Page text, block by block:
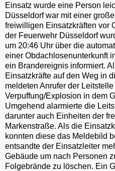
Einsatz wurde eine Person
Düsseldorf war mit einer
freiwilligen Einsatzkräften vor
der Feuerwehr Düsseldorf
um 20:46 Uhr über die
einer Obdachlosenunterkunft
ein Brandereignis informiert.
Einsatzkräfte auf den Weg in
meldeten Anrufer der
Verpuffung/Explosion in dem
Umgehend alarmierte die
darunter auch Einheiten der
Markenstraße. Als die
konnten diese das Meldebild
entsandte der Einsatzleiter
Gebäude um nach Personen
Folgebrände zu löschen. Ein